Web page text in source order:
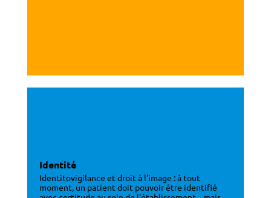
Identité
Identitovigilance et droit à l'image : à tout
moment, un patient doit pouvoir être identifié